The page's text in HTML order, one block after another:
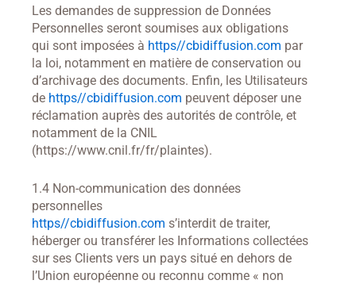
Les demandes de suppression de Données
Personnelles seront soumises aux obligations
qui sont imposées à https//cbidiffusion.com par
la loi, notamment en matière de conservation ou
d’archivage des documents. Enfin, les Utilisateurs
de https//cbidiffusion.com peuvent déposer une
réclamation auprès des autorités de contrôle, et
notamment de la CNIL
(https://www.cnil.fr/fr/plaintes).
1.4 Non-communication des données
personnelles
https//cbidiffusion.com s’interdit de traiter,
héberger ou transférer les Informations collectées
sur ses Clients vers un pays situé en dehors de
l’Union européenne ou reconnu comme « non